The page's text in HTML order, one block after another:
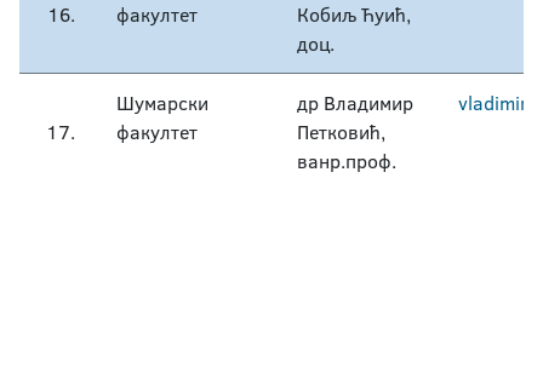
16.
факултет
Кобиљ Ћуић,
доц.
17.
Шумарски
факултет
др Владимир
Петковић,
ванр.проф.